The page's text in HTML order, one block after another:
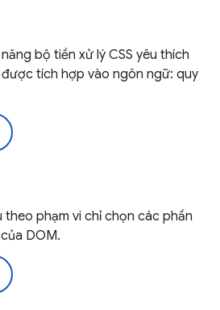
bộ tiền xử lý CSS yêu thích
tích hợp vào ngôn ngữ: quy
theo phạm vi chỉ chọn các phần
DOM.